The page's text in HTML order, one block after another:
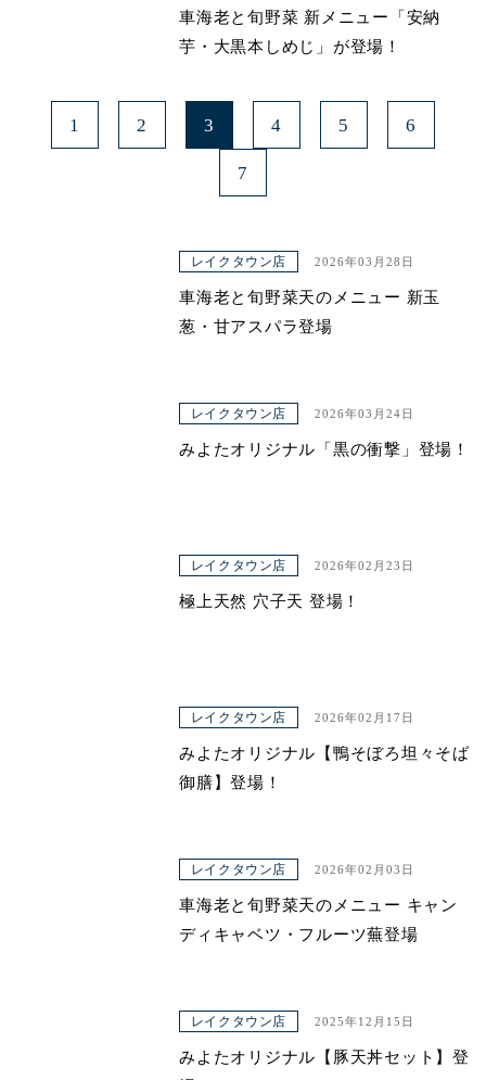
車海老と旬野菜 新メニュー「安納
芋・大黒本しめじ」が登場！
1 2 3 4 5 6
7
レイクタウン店 2026年03月28日
車海老と旬野菜天のメニュー 新玉
葱・甘アスパラ登場
レイクタウン店 2026年03月24日
みよたオリジナル「黒の衝撃」登場！
レイクタウン店 2026年02月23日
極上天然 穴子天 登場！
レイクタウン店 2026年02月17日
みよたオリジナル【鴨そぼろ坦々そば
御膳】登場！
レイクタウン店 2026年02月03日
車海老と旬野菜天のメニュー キャン
ディキャベツ・フルーツ蕪登場
レイクタウン店 2025年12月15日
みよたオリジナル【豚天丼セット】登